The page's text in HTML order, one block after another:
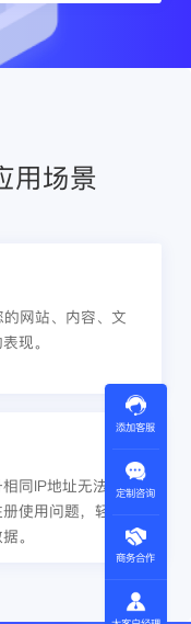
用场景
网站、内容、文
现。
同IP地址无法使
使用问题，轻松
。
添加客服
定制咨询
商务合作